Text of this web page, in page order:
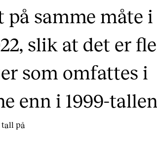
på samme måte i
slik at det er
som omfattes i
enn i 1999-
tall på